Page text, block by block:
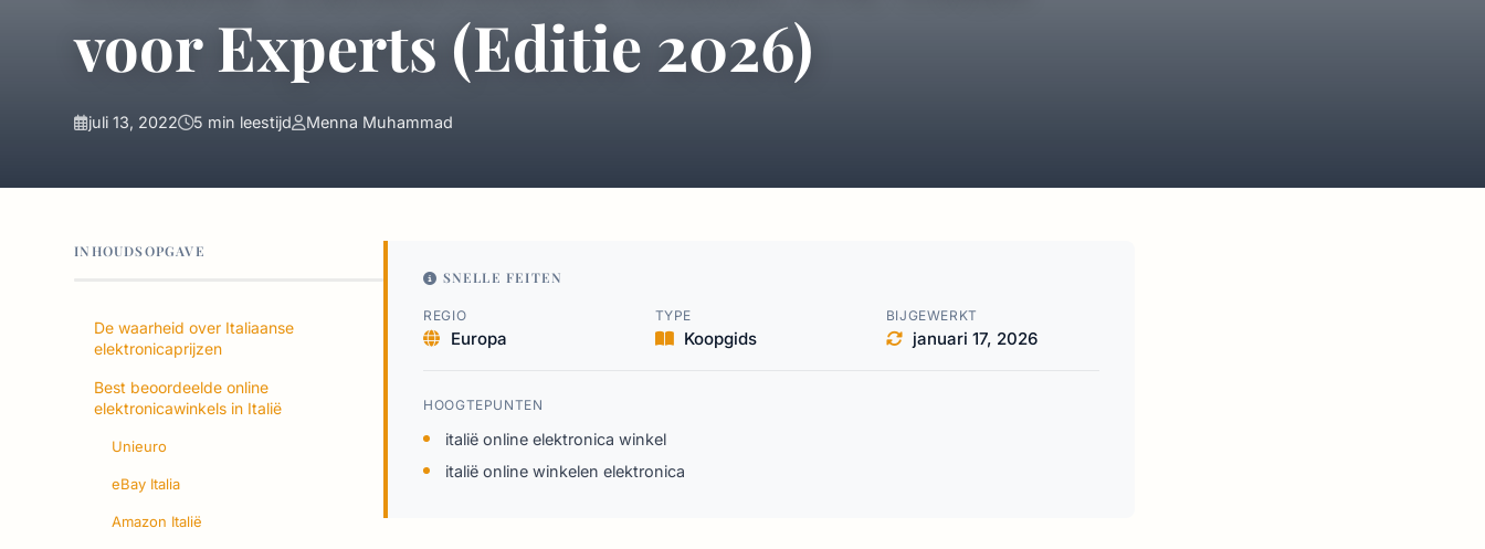
voor Experts (Editie 2026)
juli 13, 2022 5 min leestijd Menna Muhammad
INHOUDSOPGAVE
De waarheid over Italiaanse
elektronicaprijzen
Best beoordeelde online
elektronicawinkels in Italië
Unieuro
eBay Italia
Amazon Italië
SNELLE FEITEN
REGIO
Europa
TYPE
Koopgids
BIJGEWERKT
januari 17, 2026
HOOGTEPUNTEN
italië online elektronica winkel
italië online winkelen elektronica